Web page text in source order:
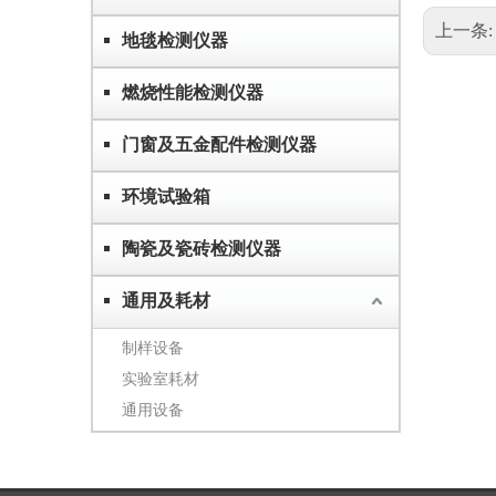
地毯检测仪器
燃烧性能检测仪器
门窗及五金配件检测仪器
环境试验箱
陶瓷及瓷砖检测仪器
通用及耗材
制样设备
实验室耗材
通用设备
上一条: